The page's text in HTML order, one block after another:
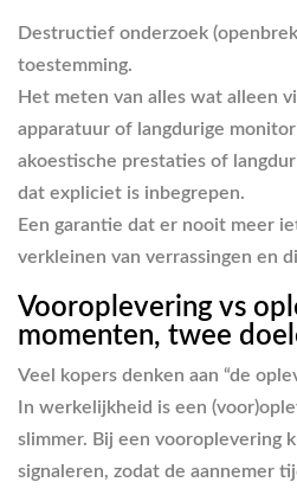
Destructief onderzoek
toestemming.
Het meten van alles wat alleen
apparatuur of langdurige
akoestische prestaties of
dat expliciet is inbegrepen.
Een garantie dat er nooit meer
verkleinen van verrassingen en
Vooroplevering vs
momenten, twee
Veel kopers denken aan “de
In werkelijkheid is een
slimmer. Bij een vooroplevering
signaleren, zodat de aannemer